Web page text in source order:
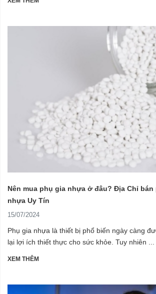
Nên mua phụ gia nhựa ở đâu? Địa Chỉ
nhựa Uy Tín
15/07/2024
Phụ gia nhựa là thiết bị phổ biến ngày càng
lại lợi ích thiết thực cho sức khỏe. Tuy nhiên ...
XEM THÊM